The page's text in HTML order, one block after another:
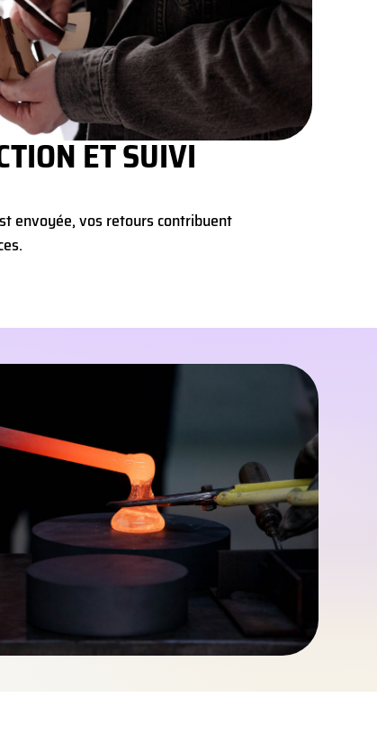
ET SUIVI
envoyée, vos retours contribuent